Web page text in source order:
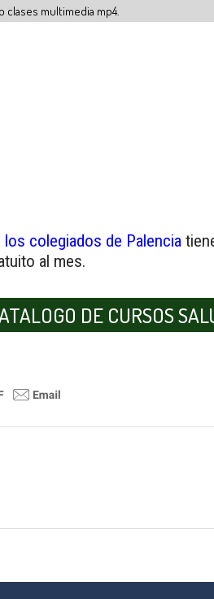
clases multimedia mp4.
los colegiados de Palencia
al mes.
DE CURSOS